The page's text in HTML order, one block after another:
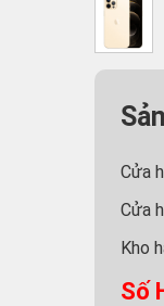
Cửa
Cửa
Kho
Số